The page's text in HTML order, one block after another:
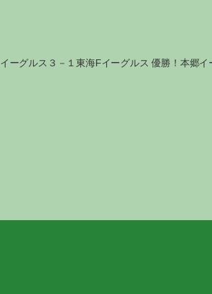
ーグルス３－１東海Fイーグルス 優勝！本郷